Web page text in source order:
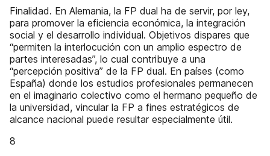
Finalidad. En Alemania, la FP dual ha de servir, por ley,
para promover la eficiencia económica, la integración
social y el desarrollo individual. Objetivos dispares que
“permiten la interlocución con un amplio espectro de
partes interesadas”, lo cual contribuye a una
“percepción positiva” de la FP dual. En países (como
España) donde los estudios profesionales permanecen
en el imaginario colectivo como el hermano pequeño de
la universidad, vincular la FP a fines estratégicos de
alcance nacional puede resultar especialmente útil.
8